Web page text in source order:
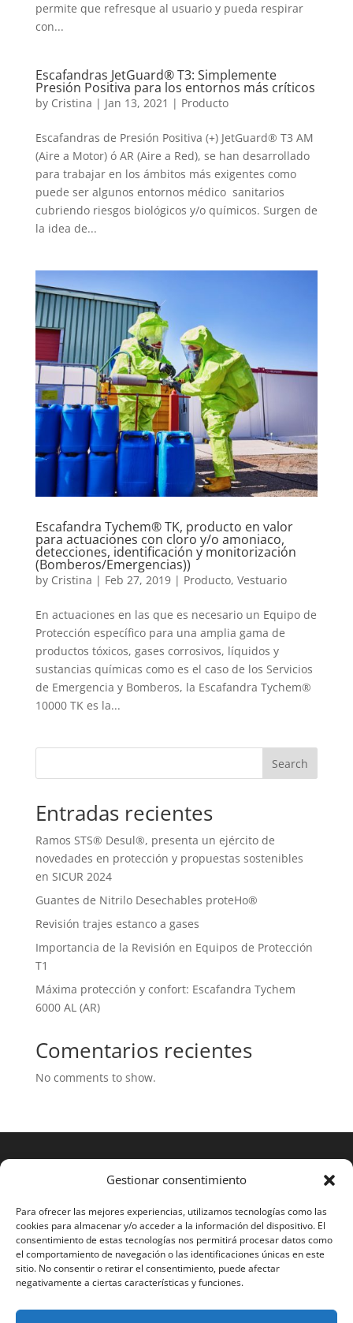
Gestionar consentimiento
Para ofrecer las mejores experiencias, utilizamos tecnologías como las
cookies para almacenar y/o acceder a la información del dispositivo. El
consentimiento de estas tecnologías nos permitirá procesar datos como
el comportamiento de navegación o las identificaciones únicas en este
sitio. No consentir o retirar el consentimiento, puede afectar
negativamente a ciertas características y funciones.
permite que refresque al usuario y pueda respirar
con...
Escafandras JetGuard® T3: Simplemente
Presión Positiva para los entornos más críticos
by Cristina | Jan 13, 2021 | Producto
Escafandras de Presión Positiva (+) JetGuard® T3 AM
(Aire a Motor) ó AR (Aire a Red), se han desarrollado
para trabajar en los ámbitos más exigentes como
puede ser algunos entornos médico  sanitarios
cubriendo riesgos biológicos y/o químicos. Surgen de
la idea de...
Escafandra Tychem® TK, producto en valor
para actuaciones con cloro y/o amoniaco,
detecciones, identificación y monitorización
(Bomberos/Emergencias))
by Cristina | Feb 27, 2019| Producto, Vestuario
En actuaciones en las que es necesario un Equipo de
Protección específico para una amplia gama de
productos tóxicos, gases corrosivos, líquidos y
sustancias químicas como es el caso de los Servicios
de Emergencia y Bomberos, la Escafandra Tychem®
10000 TK es la...
Search
Entradas recientes
Ramos STS® Desul®, presenta un ejército de
novedades en protección y propuestas sostenibles
en SICUR 2024
Guantes de Nitrilo Desechables proteHo®
Revisión trajes estanco a gases
Importancia de la Revisión en Equipos de Protección
T1
Máxima protección y confort: Escafandra Tychem
6000 AL (AR)
Comentarios recientes
No comments to show.